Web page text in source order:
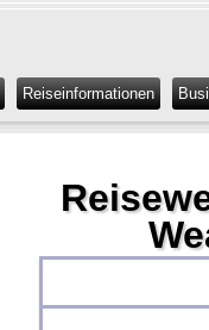
Reiseinformationen